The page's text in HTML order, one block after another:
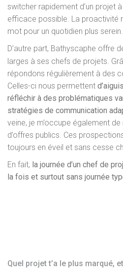
switcher rapidement d’un projet
efficace possible. La proactivité
mot pour un quotidien plus serein.
D’autre part, Bathyscaphe offre
larges à ses chefs de projets.
répondons régulièrement à des
Celles-ci nous permettent
réfléchir à des problématiques
stratégies de communication
veine, je m’occupe également
d’offres publics. Ces
toujours en éveil et sans cesse
En fait, la journée d’un chef de
la fois et surtout sans journée
Quel projet t’a le plus marqué,